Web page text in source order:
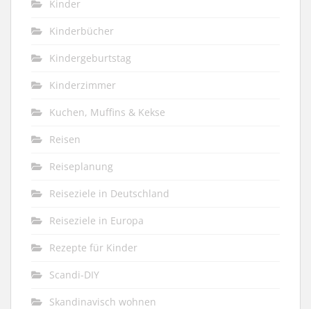
Kinder
Kinderbücher
Kindergeburtstag
Kinderzimmer
Kuchen, Muffins & Kekse
Reisen
Reiseplanung
Reiseziele in Deutschland
Reiseziele in Europa
Rezepte für Kinder
Scandi-DIY
Skandinavisch wohnen